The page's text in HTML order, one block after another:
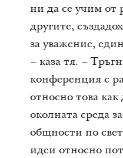
ни да се учим от
другите,
за уважение,
– каза тя. –
конференция с
относно това
околната среда
общности по
идеи относно